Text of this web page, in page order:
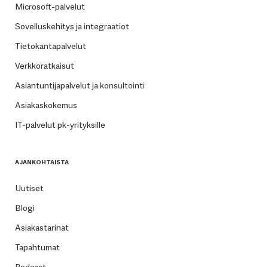
Microsoft-palvelut
Sovelluskehitys ja integraatiot
Tietokantapalvelut
Verkkoratkaisut
Asiantuntijapalvelut ja konsultointi
Asiakaskokemus
IT-palvelut pk-yrityksille
AJANKOHTAISTA
Uutiset
Blogi
Asiakastarinat
Tapahtumat